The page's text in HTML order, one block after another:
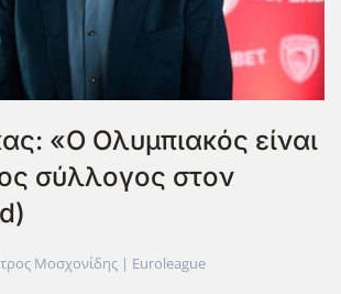
«Ο Ολυμπιακός είναι
σύλλογος στον
Μοσχονίδης | Euroleague